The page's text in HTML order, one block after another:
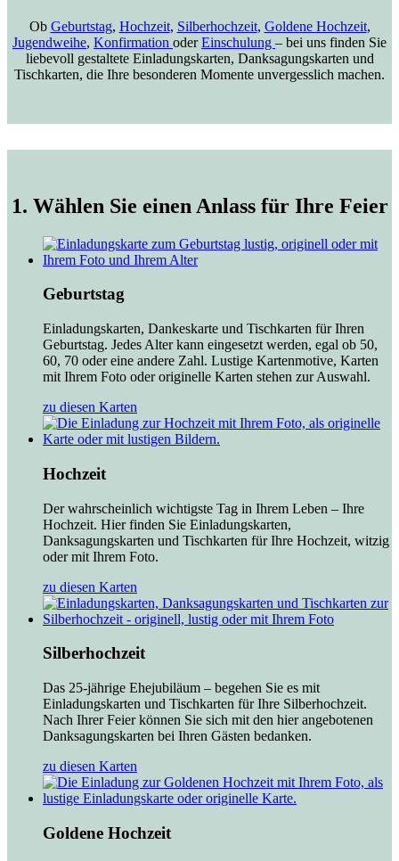
Ob Geburtstag, Hochzeit, Silberhochzeit, Goldene Hochzeit,
Jugendweihe, Konfirmation oderEinschulung – bei uns finden Sie
liebevoll gestaltete Einladungskarten, Danksagungskarten und
Tischkarten, die Ihre besonderen Momente unvergesslich machen.
1. Wählen Sie einen Anlass für Ihre Feier
Geburtstag
Einladungskarten, Dankeskarte und Tischkarten für Ihren
Geburtstag. Jedes Alter kann eingesetzt werden, egal ob 50,
60, 70 oder eine andere Zahl. Lustige Kartenmotive, Karten
mit Ihrem Foto oder originelle Karten stehen zur Auswahl.
zu diesen Karten
Hochzeit
Der wahrscheinlich wichtigste Tag in Ihrem Leben – Ihre
Hochzeit. Hier finden Sie Einladungskarten,
Danksagungskarten und Tischkarten für Ihre Hochzeit, witzig
oder mit Ihrem Foto.
zu diesen Karten
Silberhochzeit
Das 25-jährige Ehejubiläum – begehen Sie es mit
Einladungskarten und Tischkarten für Ihre Silberhochzeit.
Nach Ihrer Feier können Sie sich mit den hier angebotenen
Danksagungskarten bei Ihren Gästen bedanken.
zu diesen Karten
Goldene Hochzeit